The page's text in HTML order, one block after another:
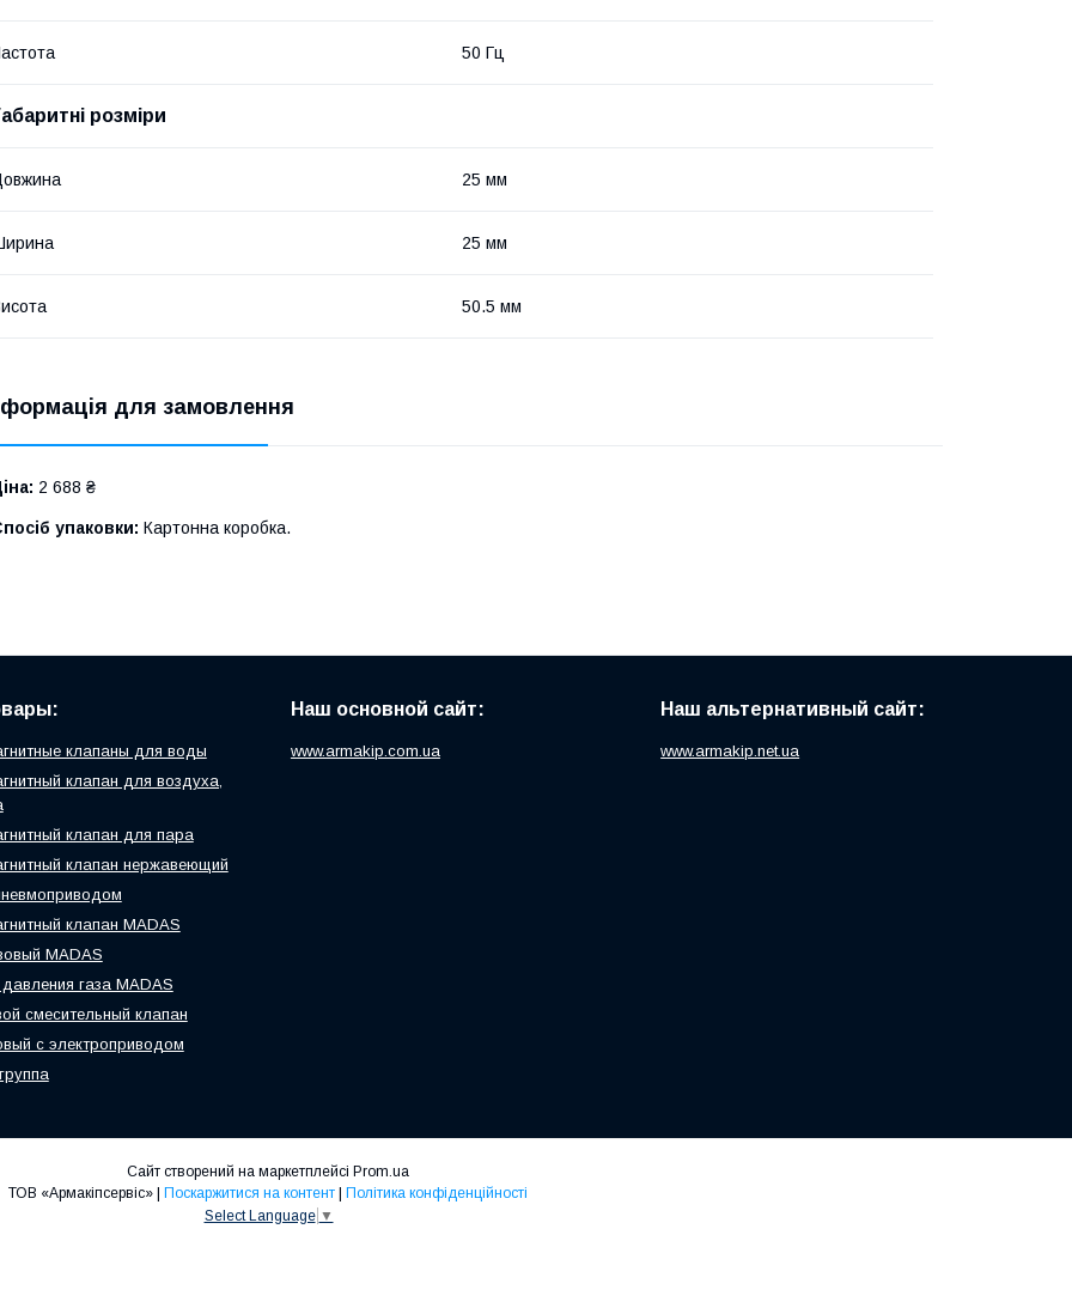
50 Гц
розміри
25 мм
25 мм
50.5 мм
для замовлення
2 688 ₴
упаковки: Картонна коробка.
клапаны для воды
клапан для воздуха,
клапан для пара
клапан нержавеющий
клапан MADAS
MADAS
газа MADAS
смесительный клапан
с электроприводом
Наш основной сайт:
www.armakip.com.ua
Наш альтернативный сайт:
www.armakip.net.ua
Сайт створений на маркетплейсі Prom.ua
ТОВ «Армакіпсервіс» | Поскаржитися на контент | Політика конфіденційності
Select Language ▼